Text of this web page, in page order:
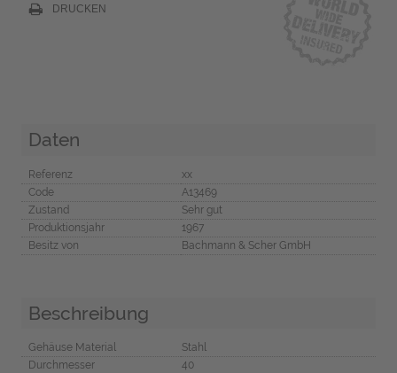
DRUCKEN
Daten
Referenz
xx
Code
A13469
Zustand
Sehr gut
Produktionsjahr
1967
Besitz von
Bachmann & Scher GmbH
Beschreibung
Gehäuse Material
Stahl
Durchmesser
40